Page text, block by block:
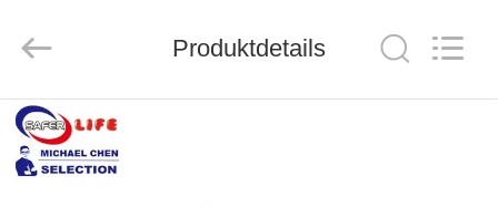
ZU
HAUSE
Ltd..
Produktdetails